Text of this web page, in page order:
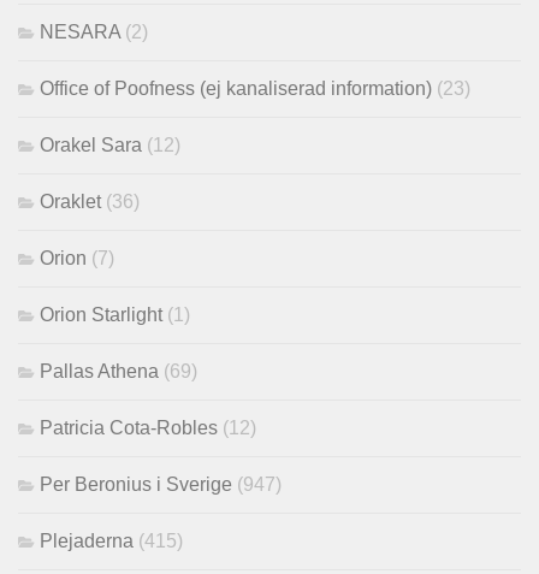
NESARA (2)
Office of Poofness (ej kanaliserad information) (23)
Orakel Sara (12)
Oraklet (36)
Orion (7)
Orion Starlight (1)
Pallas Athena (69)
Patricia Cota-Robles (12)
Per Beronius i Sverige (947)
Plejaderna (415)